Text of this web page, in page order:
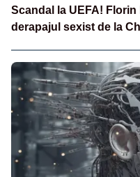
Scandal la UEFA!
derapajul sexist de la